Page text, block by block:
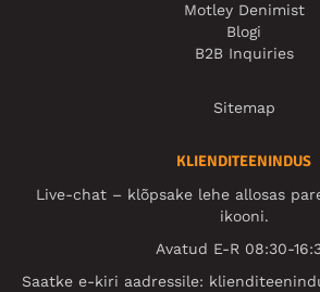
Motley Denimist
Blogi
B2B Inquiries
Sitemap
KLIENDITEENINDUS
Live-chat – klõpsake lehe allosas
ikooni.
Avatud E-R 08:30-
Saatke e-kiri aadressile: